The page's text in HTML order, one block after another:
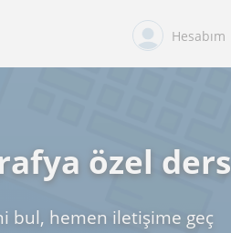
Hesabım
özel ders
bul, hemen iletişime geç